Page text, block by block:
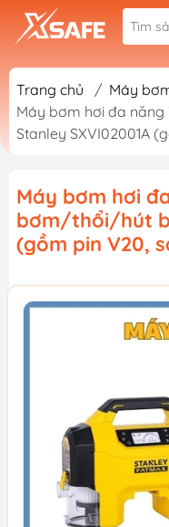
Trang chủ / Máy
Máy bơm hơi đa
Stanley SXVI02001A
Máy bơm hơi
bơm/thổi/hút
(gồm pin V20,